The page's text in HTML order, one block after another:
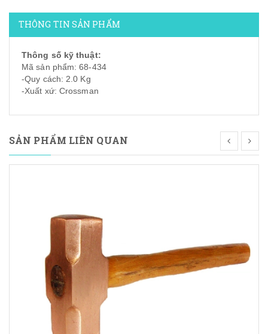
THÔNG TIN SẢN PHẨM
Thông số kỹ thuật:
Mã sản phẩm: 68-434
-Quy cách: 2.0 Kg
-Xuất xứ: Crossman
SẢN PHẨM LIÊN QUAN